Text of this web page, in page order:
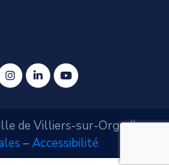
de Villiers-sur-Orge //
–Accessibilité